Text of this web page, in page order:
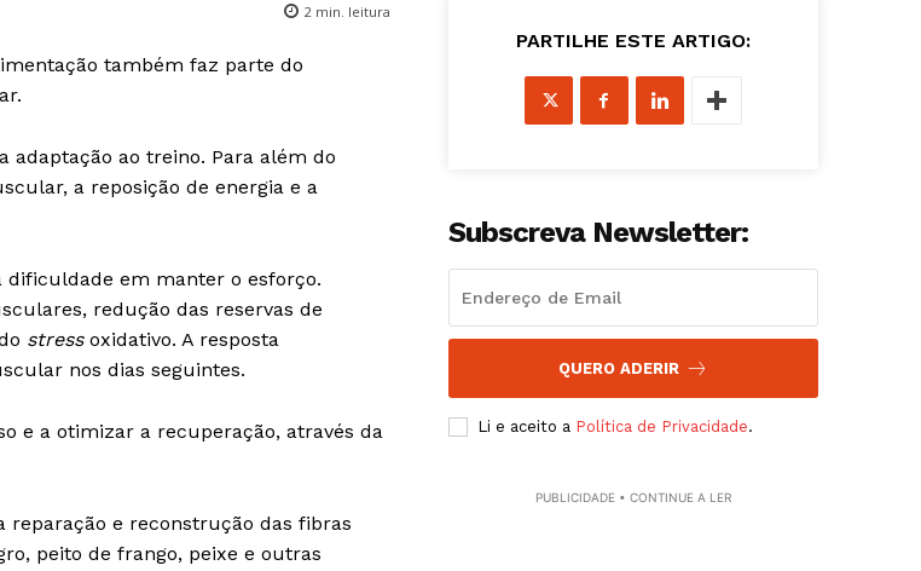
2min. leitura
também faz parte do
ao treino. Para além do
a reposição de energia e a
em manter o esforço.
redução das reservas de
stressoxidativo. A resposta
nos dias seguintes.
e a otimizar a recuperação, através da
e reconstrução das fibras
peito de frango, peixe e outras
PARTILHE ESTE ARTIGO:
Subscreva Newsletter:
QUERO ADERIR
Li e aceito a Política de Privacidade.
PUBLICIDADE • CONTINUE A LER